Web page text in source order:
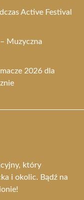
Active Festival
Muzyczna
2026 dla
który
i okolic. Bądź na